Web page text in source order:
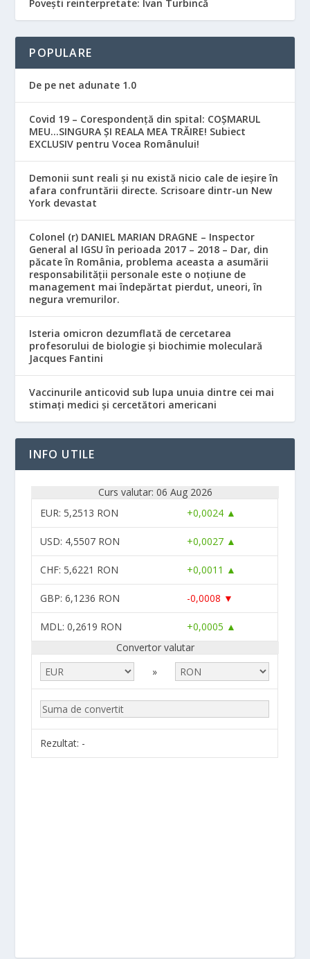
Povești reinterpretate: Ivan Turbincă
POPULARE
De pe net adunate 1.0
Covid 19 – Corespondență din spital: COȘMARUL
MEU…SINGURA ȘI REALA MEA TRĂIRE! Subiect
EXCLUSIV pentru Vocea Românului!
Demonii sunt reali și nu există nicio cale de ieșire în
afara confruntării directe. Scrisoare dintr-un New
York devastat
Colonel (r) DANIEL MARIAN DRAGNE – Inspector
General al IGSU în perioada 2017 – 2018 – Dar, din
păcate în România, problema aceasta a asumării
responsabilităţii personale este o noţiune de
management mai îndepărtat pierdut, uneori, în
negura vremurilor.
Isteria omicron dezumflată de cercetarea
profesorului de biologie și biochimie moleculară
Jacques Fantini
Vaccinurile anticovid sub lupa unuia dintre cei mai
stimați medici și cercetători americani
INFO UTILE
Curs valutar: 06 Aug 2026
EUR: 5,2513 RON +0,0024 ▲
USD: 4,5507 RON +0,0027 ▲
CHF: 5,6221 RON +0,0011 ▲
GBP: 6,1236 RON -0,0008 ▼
MDL: 0,2619 RON
+0,0005 ▲
Convertor valutar
»
Rezultat: -